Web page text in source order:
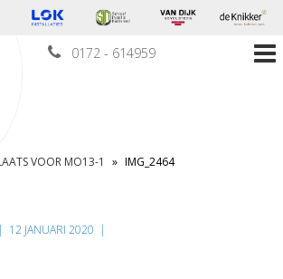
0172 - 614959
VOOR MO13-1 » IMG_2464
| 12 JANUARI 2020 |